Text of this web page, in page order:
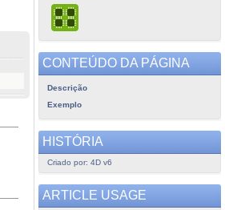
CONTEÚDO DA PÁGINA
Descrição
Exemplo
HISTÓRIA
Criado por: 4D v6
ARTICLE USAGE